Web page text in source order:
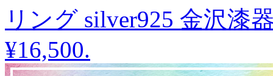
リング silver925 金沢漆
¥16,500.